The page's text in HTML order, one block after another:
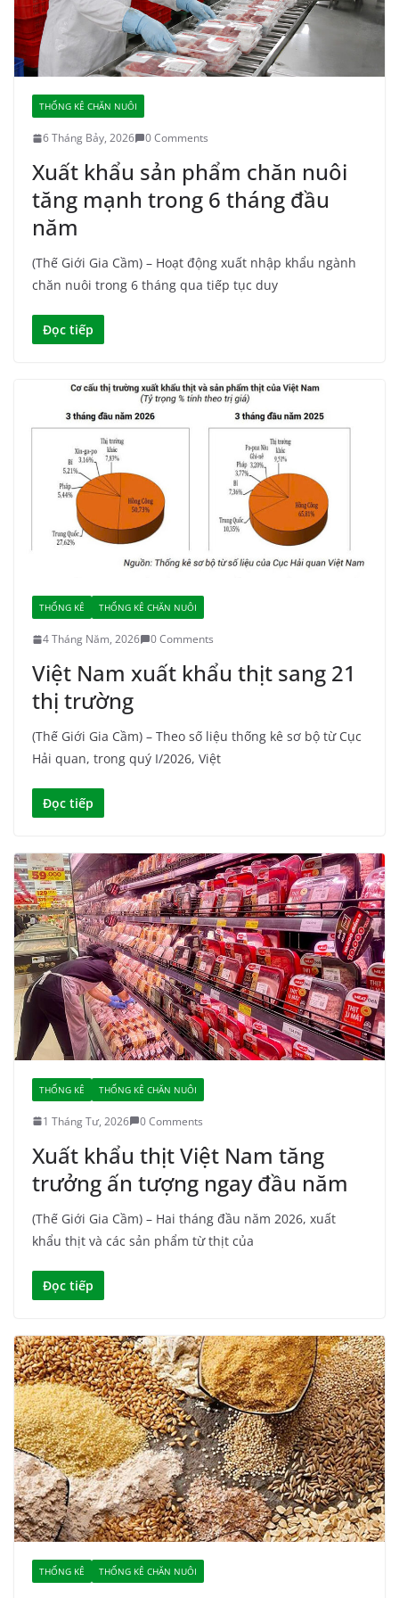
THỐNG KÊ CHĂN NUÔI
6 Tháng Bảy, 2026 0 Comments
Xuất khẩu sản phẩm chăn nuôi
tăng mạnh trong 6 tháng đầu
năm
(Thế Giới Gia Cầm) – Hoạt động xuất nhập khẩu ngành
chăn nuôi trong 6 tháng qua tiếp tục duy
Đọc tiếp
THỐNG KÊ THỐNG KÊ CHĂN NUÔI
4 Tháng Năm, 2026 0 Comments
Việt Nam xuất khẩu thịt sang 21
thị trường
(Thế Giới Gia Cầm) – Theo số liệu thống kê sơ bộ từ Cục
Hải quan, trong quý I/2026, Việt
Đọc tiếp
THỐNG KÊ THỐNG KÊ CHĂN NUÔI
1 Tháng Tư, 2026 0 Comments
Xuất khẩu thịt Việt Nam tăng
trưởng ấn tượng ngay đầu năm
(Thế Giới Gia Cầm) – Hai tháng đầu năm 2026, xuất
khẩu thịt và các sản phẩm từ thịt của
Đọc tiếp
THỐNG KÊ THỐNG KÊ CHĂN NUÔI